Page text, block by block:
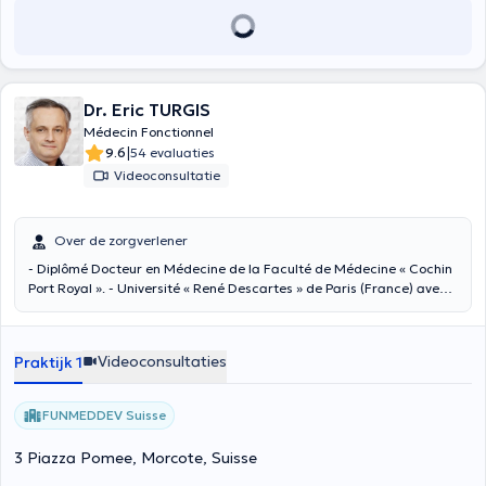
Dr. Eric TURGIS
Médecin Fonctionnel
9.6|54 evaluaties
Videoconsultatie
Over de zorgverlener
- Diplômé Docteur en Médecine de la Faculté de Médecine « Cochin
Port Royal ». - Université « René Descartes » de Paris (France) avec
Préventive et Thérapeutique de la Faculté de médecine « Xavier
Dijon (France) « alimentation, santé et micro-nutrition ». - Formation
en Génomique et Nutrigénomique. - Formation à la Functional
Medicine University (USA).
Praktijk 1 Videoconsultaties
FUNMEDDEV Suisse
3 Piazza Pomee, Morcote, Suisse